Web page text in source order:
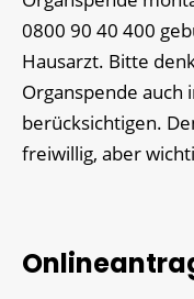
0800 90 40 400
Hausarzt. Bitte
Organspende
berücksichtigen.
freiwillig, aber